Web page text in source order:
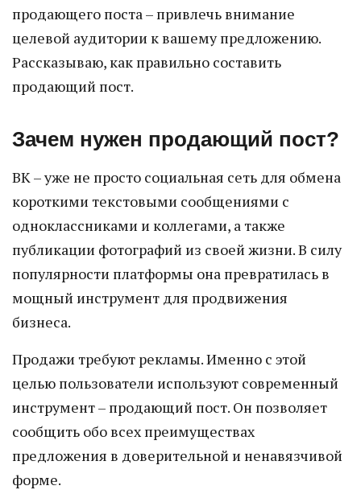
продающего поста – привлечь внимание
целевой аудитории к вашему предложению.
Рассказываю, как правильно составить
продающий пост.
Зачем нужен продающий пост?
ВК – уже не просто социальная сеть для обмена
короткими текстовыми сообщениями с
одноклассниками и коллегами, а также
публикации фотографий из своей жизни. В силу
популярности платформы она превратилась в
мощный инструмент для продвижения
бизнеса.
Продажи требуют рекламы. Именно с этой
целью пользователи используют современный
инструмент – продающий пост. Он позволяет
сообщить обо всех преимуществах
предложения в доверительной и ненавязчивой
форме.